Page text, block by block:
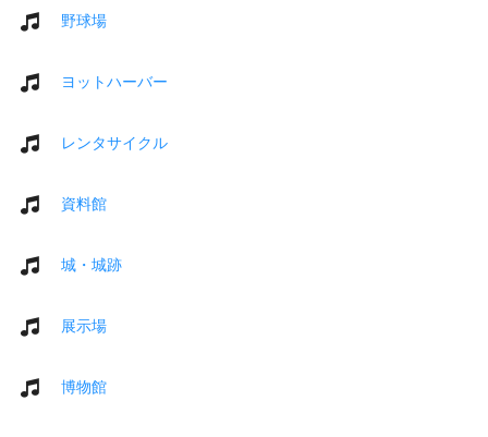
野球場
ヨットハーバー
レンタサイクル
資料館
城・城跡
展示場
博物館